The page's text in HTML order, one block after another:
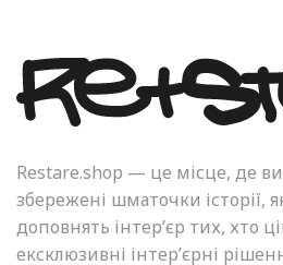
Restare.shop — це місце, де
збережені шматочки історії,
доповнять інтер’єр тих, хто
ексклюзивні інтер’єрні